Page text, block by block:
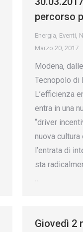
percorso
Energia, Eventi,
Marzo 20, 2017
Modena,
Tecnopolo di
L’efficienza
entra in una
“driver
nuova cultura
l’entrata di
sta
…
Giovedì 2